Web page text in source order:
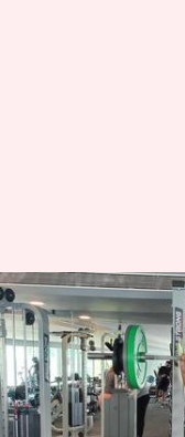
शिवम दुबे ने
प्लेइंग
दी जगह
लेखन रजत गुप्ता Aug 06,